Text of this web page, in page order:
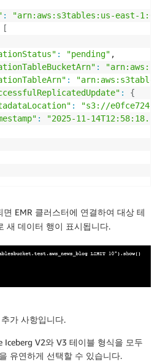
:
"arn:aws:s3tables:us-east-
[
: "pending" ,
:
:
:
{
:
"s3://e0fce724-
:
"2025-11-
면 EMR 클러스터에 연결하여 대상 테
새 데이터 행이 표시됩니다.
가 사항입니다.
Iceberg V2와 V3 테이블 형식을 모두
유연하게 선택할 수 있습니다.